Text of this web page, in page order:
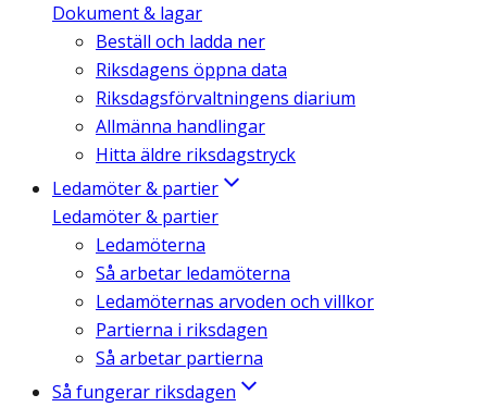
Dokument & lagar
Beställ och ladda ner
Riksdagens öppna data
Riksdagsförvaltningens diarium
Allmänna handlingar
Hitta äldre riksdagstryck
Ledamöter & partier
Ledamöter & partier
Ledamöterna
Så arbetar ledamöterna
Ledamöternas arvoden och villkor
Partierna i riksdagen
Så arbetar partierna
Så fungerar riksdagen